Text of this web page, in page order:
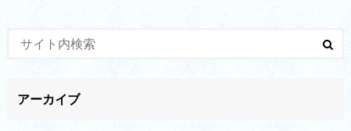
アーカイブ